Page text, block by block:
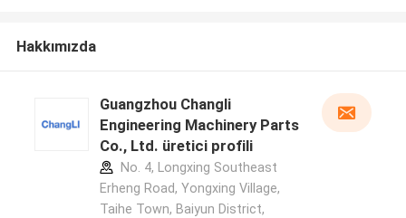
Hakkımızda
Guangzhou Changli
Engineering Machinery Parts
Co., Ltd. üretici profili
No. 4, Longxing Southeast
Erheng Road, Yongxing Village,
Taihe Town, Baiyun District,